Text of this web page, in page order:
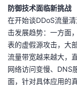
博
客
的
论
坛
我
的
圈
我
的
我
防御技术面临新挑战
在开始谈DDoS流量
击发展趋势：一方面
表的虚假源攻击，大
流量带宽越来越大，
网络访问变慢、DNS
面，针对具体应用的